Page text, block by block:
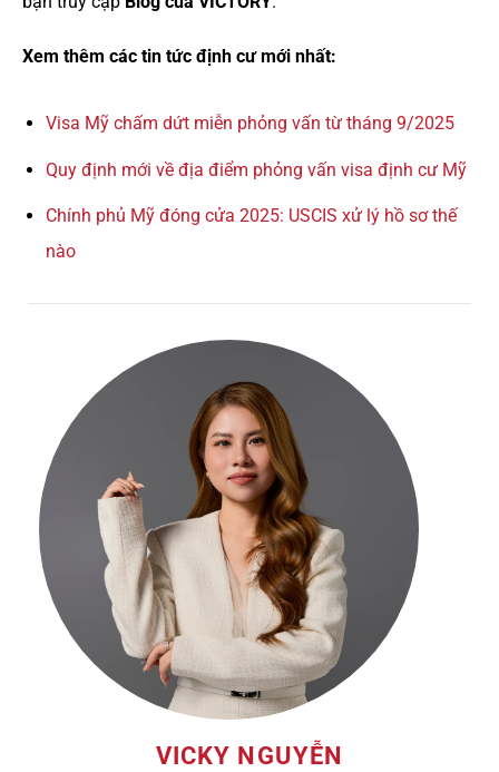
Xem thêm các tin tức định cư mới nhất:
Visa Mỹ chấm dứt miễn phỏng vấn từ tháng 9/2025
Quy định mới về địa điểm phỏng vấn visa định cư Mỹ
Chính phủ Mỹ đóng cửa 2025: USCIS xử lý hồ sơ thế
nào
VICKY NGUYỄN